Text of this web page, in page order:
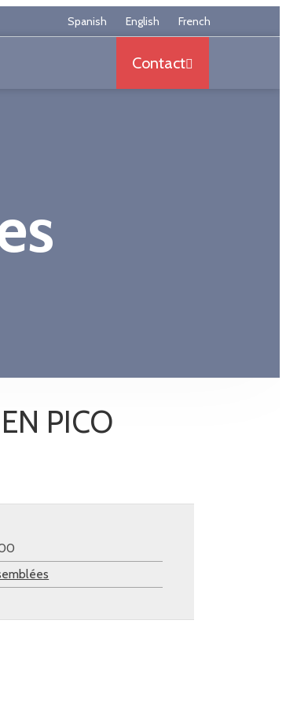
Somos los mayores especialistas en España en
Spanish English French
Contact
PICO